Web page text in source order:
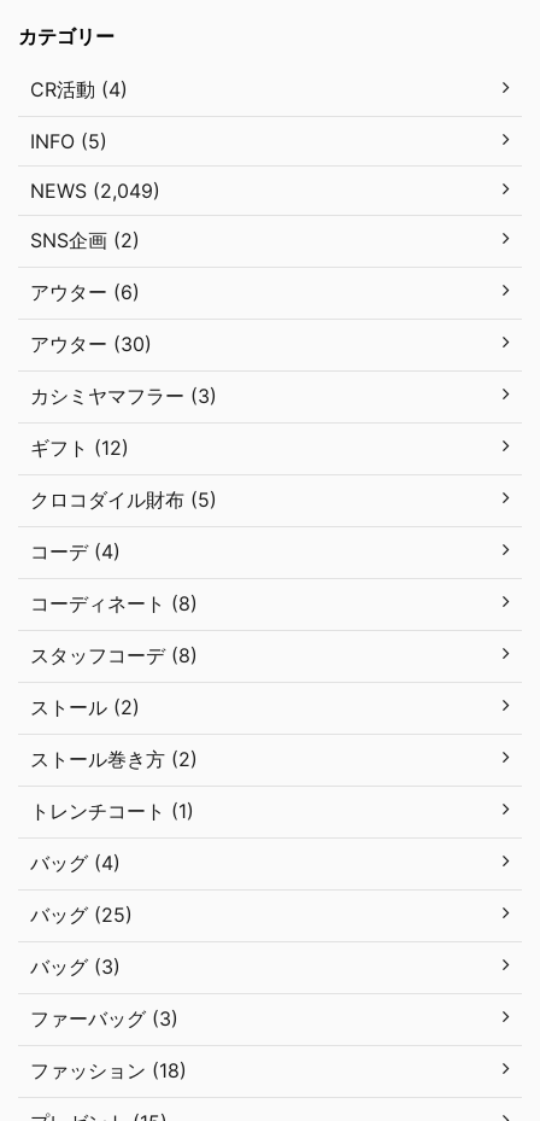
カテゴリー
CR活動 (4)
INFO (5)
NEWS (2,049)
SNS企画 (2)
アウター (6)
アウター (30)
カシミヤマフラー (3)
ギフト (12)
クロコダイル財布 (5)
コーデ (4)
コーディネート (8)
スタッフコーデ (8)
ストール (2)
ストール巻き方 (2)
トレンチコート (1)
バッグ (4)
バッグ (25)
バッグ (3)
ファーバッグ (3)
ファッション (18)